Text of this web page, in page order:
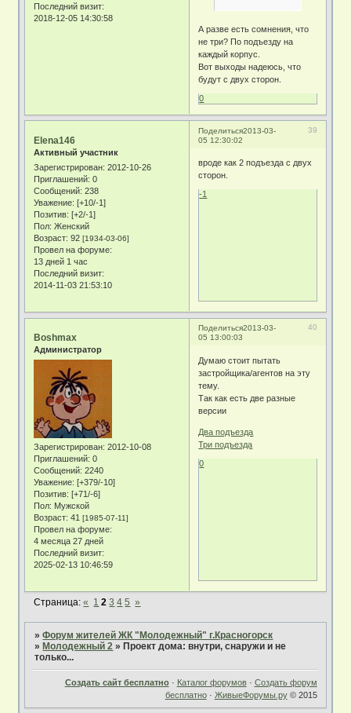
Последний визит:
2018-12-05 14:30:58
А разве есть сомнения, что
не три? По подъезду на
каждый корпус.
Вот выходы надеюсь, что
будут с двух сторон.
0
Поделиться 39
2013-03-
05 12:30:02
Elena146
Активный участник
Зарегистрирован: 2012-10-26
Приглашений: 0
Сообщений: 238
Уважение: [+10/-1]
Позитив: [+2/-1]
Пол: Женский
Возраст: 92[1934-03-06]
Провел на форуме:
13 дней 1 час
Последний визит:
2014-11-03 21:53:10
вроде как 2 подъезда с двух
сторон.
-1
Поделиться 40
2013-03-
05 13:00:03
Boshmax
Администратор
Зарегистрирован: 2012-10-08
Приглашений: 0
Сообщений: 2240
Уважение: [+379/-10]
Позитив: [+71/-6]
Пол: Мужской
Возраст: 41[1985-07-11]
Провел на форуме:
4 месяца 27 дней
Последний визит:
2025-02-13 10:46:59
Думаю стоит пытать
застройщика/агентов на эту
тему.
Так как есть две разные
версии
Два подъезда
Три подъезда
0
Страница:« 1 2 3 4 5 »
»Форум жителей ЖК "Молодежный" г.Красногорск
» Молодежный 2 » Проект дома: внутри, снаружи и не
только...
Создать сайт бесплатно· Каталог форумов· Создать форум
бесплатно· ЖивыеФорумы.ру© 2015